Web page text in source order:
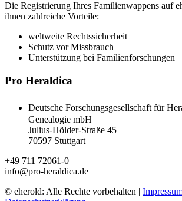
Die Registrierung Ihres Familienwappens auf
ihnen zahlreiche Vorteile:
weltweite Rechtssicherheit
Schutz vor Missbrauch
Unterstützung bei Familienforschungen
Pro Heraldica
Deutsche Forschungsgesellschaft für
Genealogie mbH
Julius-Hölder-Straße 45
70597 Stuttgart
+49 711 72061-0
info@pro-heraldica.de
© eherold: Alle Rechte vorbehalten |